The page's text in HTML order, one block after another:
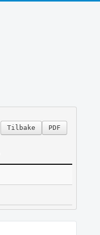
PDF
Tilbake